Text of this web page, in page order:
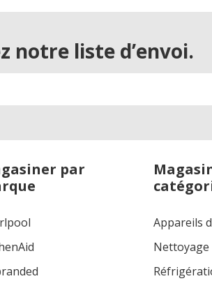
notre liste d’envoi.
par
Appareils
Nettoyage